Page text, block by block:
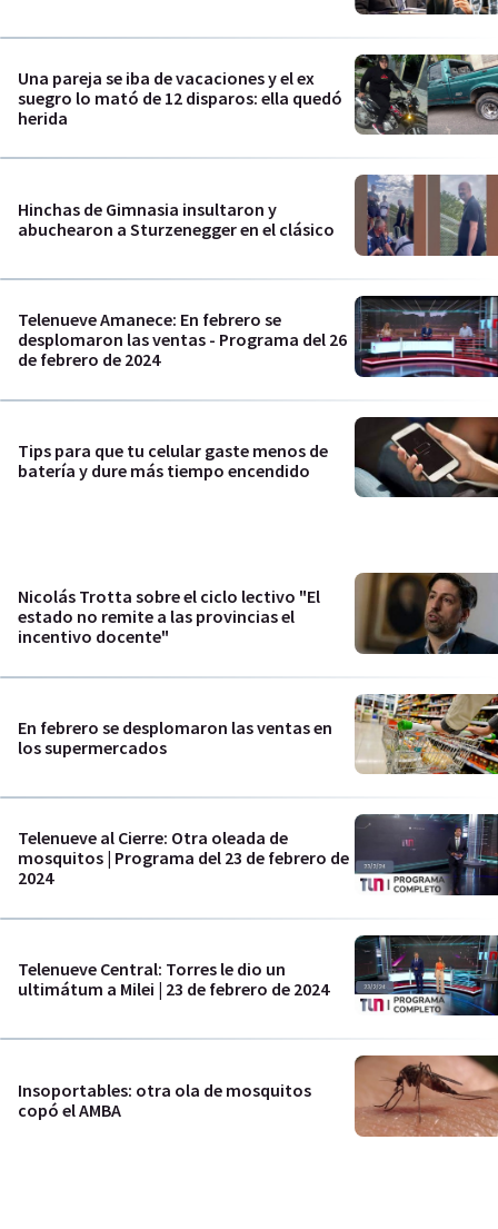
Una pareja se iba de vacaciones y el ex
suegro lo mató de 12 disparos: ella quedó
herida
Hinchas de Gimnasia insultaron y
abuchearon a Sturzenegger en el clásico
Telenueve Amanece: En febrero se
desplomaron las ventas - Programa del 26
de febrero de 2024
Tips para que tu celular gaste menos de
batería y dure más tiempo encendido
Nicolás Trotta sobre el ciclo lectivo "El
estado no remite a las provincias el
incentivo docente"
En febrero se desplomaron las ventas en
los supermercados
Telenueve al Cierre: Otra oleada de
mosquitos | Programa del 23 de febrero de
2024
Telenueve Central: Torres le dio un
ultimátum a Milei | 23 de febrero de 2024
Insoportables: otra ola de mosquitos
copó el AMBA